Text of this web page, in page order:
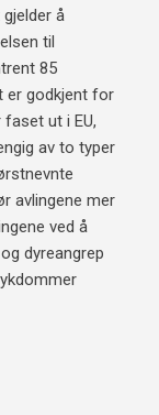
å
til
85
er godkjent for
ut i EU,
av to typer
avlingene mer
ved å
dyreangrep